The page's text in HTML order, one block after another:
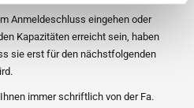
Anmeldeschluss eingehen oder
Kapazitäten erreicht sein, haben
sie erst für den nächstfolgenden
immer schriftlich von der Fa.